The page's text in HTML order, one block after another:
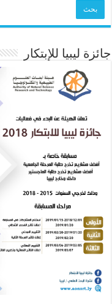
جائزة ليبيا للإبتكار